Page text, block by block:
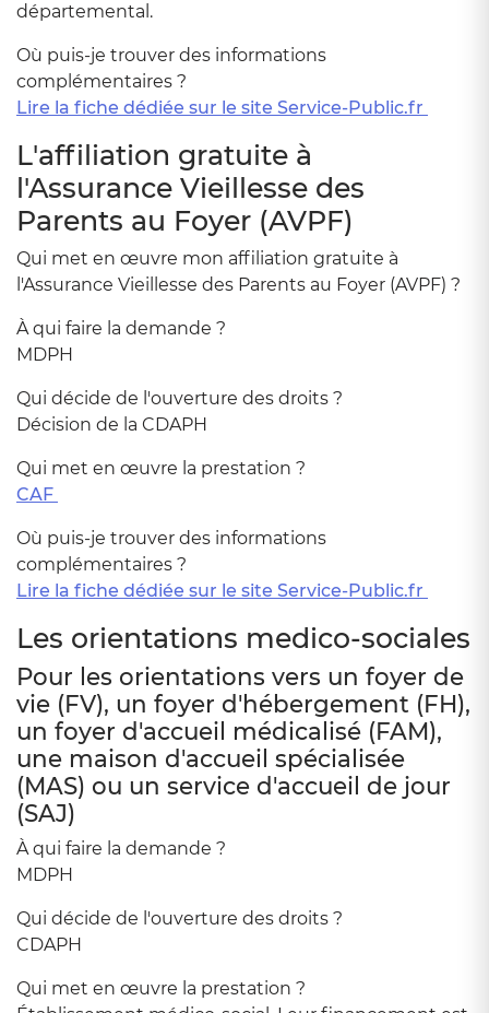
départemental.
Où puis-je trouver des informations
complémentaires ?
Lire la fiche dédiée sur le site Service-Public.fr
L'affiliation gratuite à
l'Assurance Vieillesse des
Parents au Foyer (AVPF)
Qui met en œuvre mon affiliation gratuite à
l'Assurance Vieillesse des Parents au Foyer (AVPF) ?
À qui faire la demande ?
MDPH
Qui décide de l'ouverture des droits ?
Décision de la CDAPH
Qui met en œuvre la prestation ?
CAF
Où puis-je trouver des informations
complémentaires ?
Lire la fiche dédiée sur le site Service-Public.fr
Les orientations medico-sociales
Pour les orientations vers un foyer de
vie (FV), un foyer d'hébergement (FH),
un foyer d'accueil médicalisé (FAM),
une maison d'accueil spécialisée
(MAS) ou un service d'accueil de jour
(SAJ)
À qui faire la demande ?
MDPH
Qui décide de l'ouverture des droits ?
CDAPH
Qui met en œuvre la prestation ?